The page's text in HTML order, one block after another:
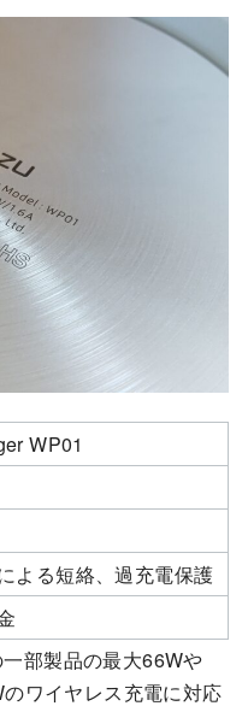
WP01
よる短絡、過充電保護
部製品の最大66Wや
ワイヤレス充電に対応